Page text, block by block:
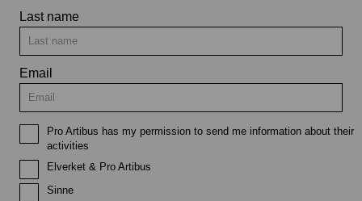
Last name
Email
Pro Artibus has my permission to send me information about their
activities
Elverket & Pro Artibus
Sinne